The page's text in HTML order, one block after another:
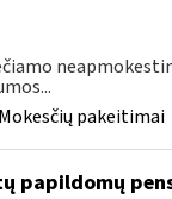
Mokesčių pakeitimai
papildomų